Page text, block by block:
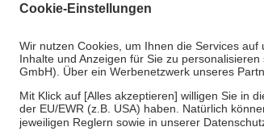
Diese Regeln gelten grundsätzlich auch für
Um das Engagement der Versicherten für ihre
• Kindern und Jugendlichen bis zum
• Untersuchungen zur Vorsorge und
• empfohlenen Schutzimpfungen
• Harn- und Blutteststreifen